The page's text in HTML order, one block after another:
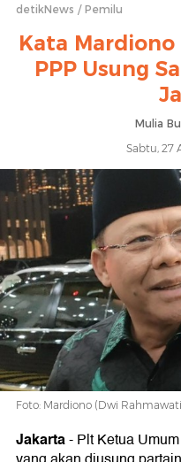
detikNews Pemilu
Kata
PPP Usung
Mulia
Sabtu, 27
Foto: Mardiono (Dwi
Jakarta-Plt Ketua